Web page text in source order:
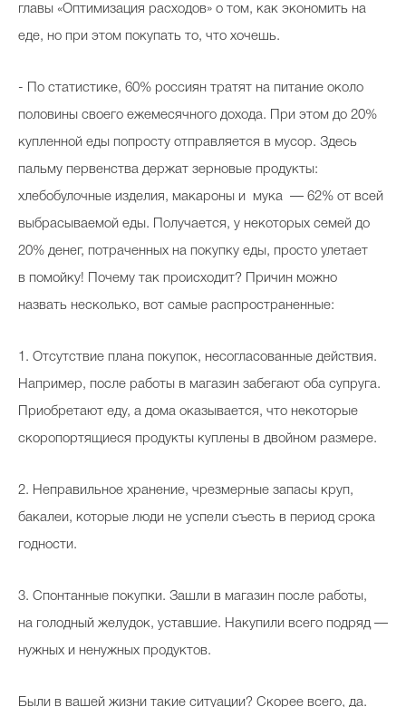
главы «Оптимизация расходов» о том, как экономить на
еде, но при этом покупать то, что хочешь.
- По статистике, 60% россиян тратят на питание около
половины своего ежемесячного дохода. При этом до 20%
купленной еды попросту отправляется в мусор. Здесь
пальму первенства держат зерновые продукты:
хлебобулочные изделия, макароны и мука — 62% от всей
выбрасываемой еды. Получается, у некоторых семей до
20% денег, потраченных на покупку еды, просто улетает
в помойку! Почему так происходит? Причин можно
назвать несколько, вот самые распространенные:
1. Отсутствие плана покупок, несогласованные действия.
Например, после работы в магазин забегают оба супруга.
Приобретают еду, а дома оказывается, что некоторые
скоропортящиеся продукты куплены в двойном размере.
2. Неправильное хранение, чрезмерные запасы круп,
бакалеи, которые люди не успели съесть в период срока
годности.
3. Спонтанные покупки. Зашли в магазин после работы,
на голодный желудок, уставшие. Накупили всего подряд —
нужных и ненужных продуктов.
Были в вашей жизни такие ситуации? Скорее всего, да.